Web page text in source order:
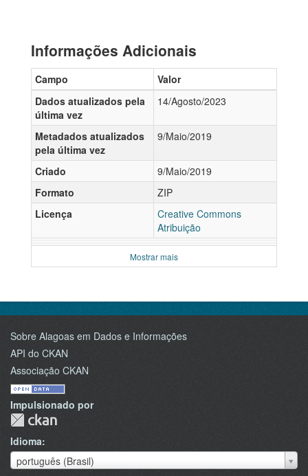
Informações Adicionais
Campo
Valor
Dados atualizados pela
última vez
14/Agosto/2023
Metadados atualizados
pela última vez
9/Maio/2019
Criado
9/Maio/2019
Formato
ZIP
Licença
Creative Commons
Atribuição
Mostrar mais
Sobre Alagoas em Dados e Informações
API do CKAN
Associação CKAN
Impulsionado por
Idioma
português (Brasil)
Idioma